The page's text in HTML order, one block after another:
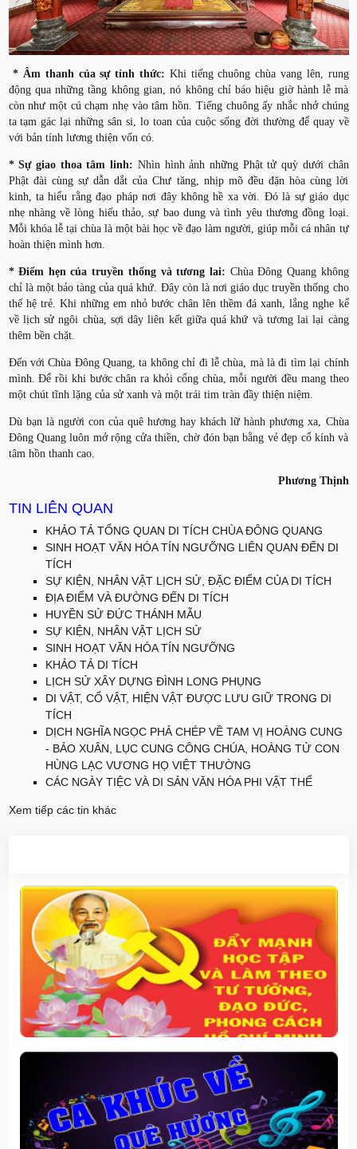
* Âm thanh của sự tỉnh thức: Khi tiếng chuông chùa vang lên, rung
động qua những tầng không gian, nó không chỉ báo hiệu giờ hành lễ mà
còn như một cú chạm nhẹ vào tâm hồn. Tiếng chuông ấy nhắc nhở chúng
ta tạm gác lại những sân si, lo toan của cuộc sống đời thường để quay về
với bản tính lương thiện vốn có.
* Sự giao thoa tâm linh: Nhìn hình ảnh những Phật tử quỳ dưới chân
Phật đài cùng sự dẫn dắt của Chư tăng, nhịp mõ đều đặn hòa cùng lời
kinh, ta hiểu rằng đạo pháp nơi đây không hề xa vời. Đó là sự giáo dục
nhẹ nhàng về lòng hiếu thảo, sự bao dung và tình yêu thương đồng loại.
Mỗi khóa lễ tại chùa là một bài học về đạo làm người, giúp mỗi cá nhân tự
hoàn thiện mình hơn.
* Điểm hẹn của truyền thống và tương lai: Chùa Đông Quang không
chỉ là một bảo tàng của quá khứ. Đây còn là nơi giáo dục truyền thống cho
thế hệ trẻ. Khi những em nhỏ bước chân lên thềm đá xanh, lắng nghe kể
về lịch sử ngôi chùa, sợi dây liên kết giữa quá khứ và tương lai lại càng
thêm bền chặt.
Đến với Chùa Đông Quang, ta không chỉ đi lễ chùa, mà là đi tìm lại chính
mình. Để rồi khi bước chân ra khỏi cổng chùa, mỗi người đều mang theo
một chút tĩnh lặng của sử xanh và một trái tim tràn đầy thiện niệm.
Dù bạn là người con của quê hương hay khách lữ hành phương xa, Chùa
Đông Quang luôn mở rộng cửa thiền, chờ đón bạn bằng vẻ đẹp cổ kính và
tâm hồn thanh cao.
Phương Thịnh
TIN LIÊN QUAN
KHẢO TẢ TỔNG QUAN DI TÍCH CHÙA ĐÔNG QUANG
SINH HOẠT VĂN HÓA TÍN NGƯỠNG LIÊN QUAN ĐẾN DI
TÍCH
SỰ KIỆN, NHÂN VẬT LỊCH SỬ, ĐẶC ĐIỂM CỦA DI TÍCH
ĐỊA ĐIỂM VÀ ĐƯỜNG ĐẾN DI TÍCH
HUYỀN SỬ ĐỨC THÁNH MẪU
SỰ KIỆN, NHÂN VẬT LỊCH SỬ
SINH HOẠT VĂN HÓA TÍN NGƯỠNG
KHẢO TẢ DI TÍCH
LỊCH SỬ XÂY DỰNG ĐÌNH LONG PHỤNG
DI VẬT, CỔ VẬT, HIỆN VẬT ĐƯỢC LƯU GIỮ TRONG DI
TÍCH
DỊCH NGHĨA NGỌC PHẢ CHÉP VỀ TAM VỊ HOÀNG CUNG
- BẢO XUÂN, LỤC CUNG CÔNG CHÚA, HOÀNG TỬ CON
HÙNG LẠC VƯƠNG HỌ VIỆT THƯỜNG
CÁC NGÀY TIỆC VÀ DI SẢN VĂN HÓA PHI VẬT THỂ
Xem tiếp các tin khác